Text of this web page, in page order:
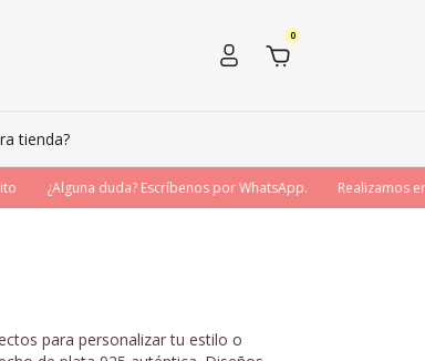
0
tienda?
¿Alguna duda? Escríbenos por WhatsApp. Realizamos
para personalizar tu estilo o